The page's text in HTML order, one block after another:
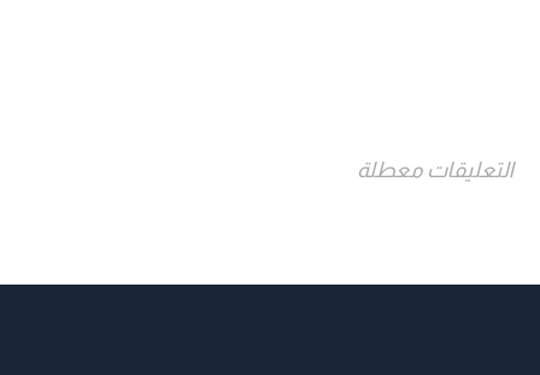
التعليقات معطلة